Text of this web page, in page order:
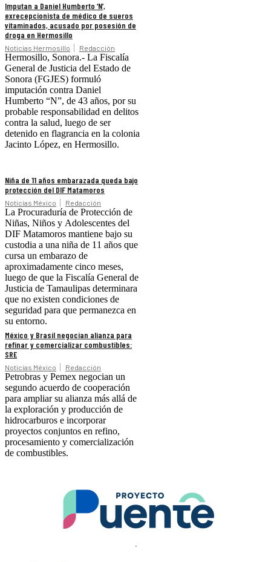
Imputan a Daniel Humberto ‘N’,
exrecepcionista de médico de sueros
vitaminados, acusado por posesión de
droga en Hermosillo
Noticias Hermosillo Redacción
Hermosillo, Sonora.- La Fiscalía
General de Justicia del Estado de
Sonora (FGJES) formuló
imputación contra Daniel
Humberto “N”, de 43 años, por su
probable responsabilidad en delitos
contra la salud, luego de ser
detenido en flagrancia en la colonia
Jacinto López, en Hermosillo.
Niña de 11 años embarazada queda bajo
protección del DIF Matamoros
Noticias México Redacción
La Procuraduría de Protección de
Niñas, Niños y Adolescentes del
DIF Matamoros mantiene bajo su
custodia a una niña de 11 años que
cursa un embarazo de
aproximadamente cinco meses,
luego de que la Fiscalía General de
Justicia de Tamaulipas determinara
que no existen condiciones de
seguridad para que permanezca en
su entorno.
México y Brasil negocian alianza para
refinar y comercializar combustibles:
SRE
Noticias México Redacción
Petrobras y Pemex negocian un
segundo acuerdo de cooperación
para ampliar su alianza más allá de
la exploración y producción de
hidrocarburos e incorporar
proyectos conjuntos en refino,
procesamiento y comercialización
de combustibles.
.